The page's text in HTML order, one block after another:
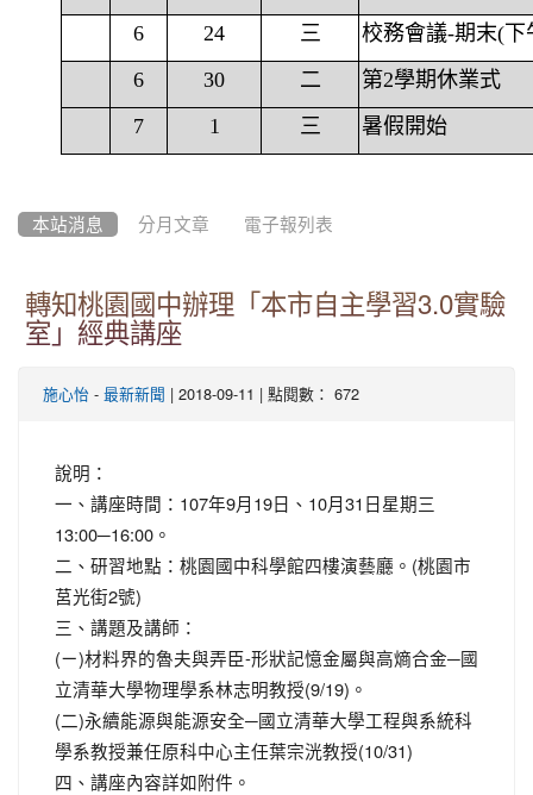
6
24 三
校務會議-期末(下
6
30 二
第2學期休業式
7
1 三 暑假開始
本站消息 分月文章 電子報列表
轉知桃園國中辦理「本市自主學習3.0實驗
室」經典講座
施心怡 - 最新新聞 | 2018-09-11 | 點閱數： 672
說明：
一、講座時間：107年9月19日、10月31日星期三
13:00─16:00。
二、研習地點：桃園國中科學館四樓演藝廳。(桃園市
莒光街2號)
三、講題及講師：
(ㄧ)材料界的魯夫與弄臣-形狀記憶金屬與高熵合金─國
立清華大學物理學系林志明教授(9/19)。
(二)永續能源與能源安全─國立清華大學工程與系統科
學系教授兼任原科中心主任葉宗洸教授(10/31)
四、講座內容詳如附件。